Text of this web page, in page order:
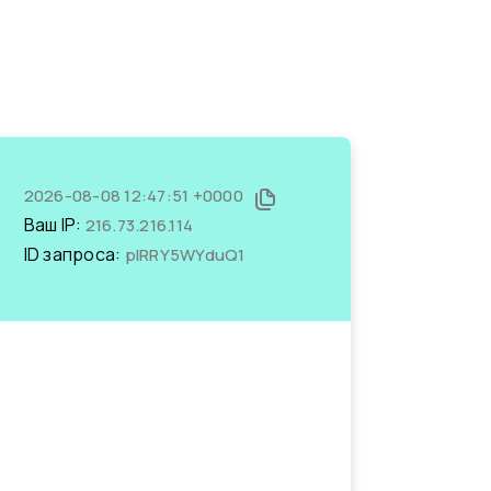
2026-08-08 12:47:51 +0000
Ваш IP: 216.73.216.114
ID запроса: plRRY5WYduQ1